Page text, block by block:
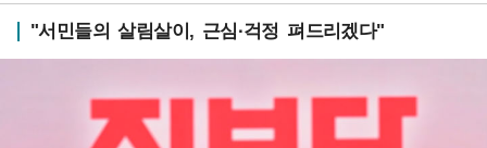
"서민들의 살림살이, 근심·걱정 펴드리겠다"